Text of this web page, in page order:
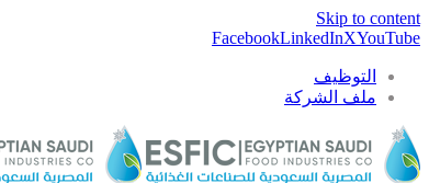
Skip to content
FacebookLinkedInXYouTube
التوظيف
ملف الشركة